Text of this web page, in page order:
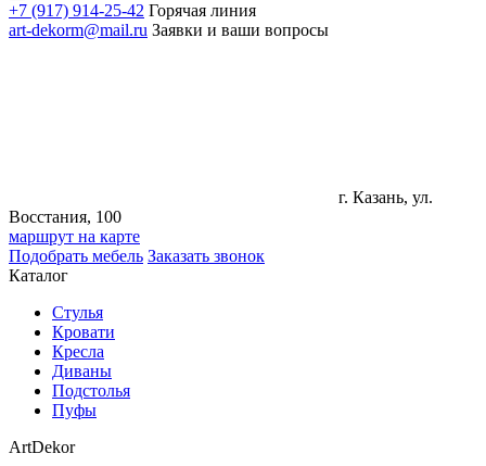
+7 (917) 914-25-42 Горячая линия
art-dekorm@mail.ru Заявки и ваши вопросы
г. Казань, ул.
Восстания, 100
маршрут на карте
Подобрать мебель Заказать звонок
Каталог
Стулья
Кровати
Кресла
Диваны
Подстолья
Пуфы
ArtDekor